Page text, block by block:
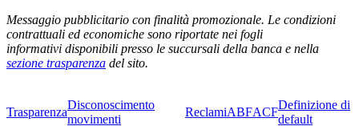
Messaggio pubblicitario con finalità promozionale. Le condizioni
contrattuali ed economiche sono riportate nei fogli
informativi disponibili presso le succursali della banca e nella
sezione trasparenza del sito.
Trasparenza
Disconoscimento
movimenti
ReclamiABFACF
Definizione di
default